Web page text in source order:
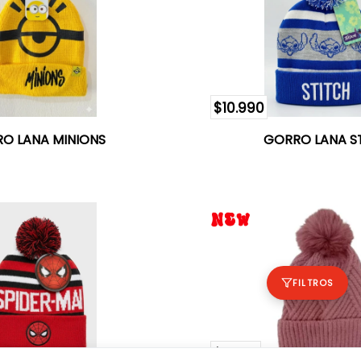
FILTROS
LANA MINIONS
$10.990
GORRO LANA
$5.750